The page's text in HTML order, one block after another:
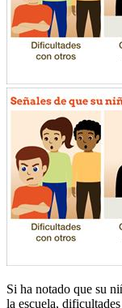
Si ha notado que su
la escuela,